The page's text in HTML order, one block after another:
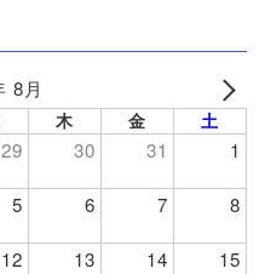
8月
木 金 土
29 30 31 1
5 6 7 8
12 13 14 15